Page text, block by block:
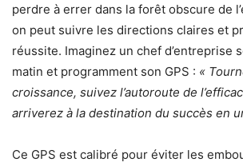
perdre à errer dans la forêt obscure de
on peut suivre les directions claires et
réussite. Imaginez un chef d’entreprise
matin et programment son GPS : «
croissance, suivez l’autoroute de
arriverez à la destination du succès en
Ce GPS est calibré pour éviter les